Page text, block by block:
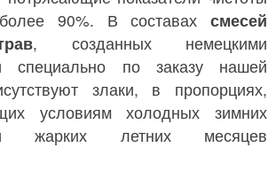
90%. В составах смесей
, созданных немецкими
специально по заказу нашей
злаки, в пропорциях,
условиям холодных зимних
жарких летних месяцев